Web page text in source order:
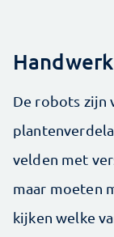
Handwerk
De robots zijn
velden met
maar moeten
kijken welke